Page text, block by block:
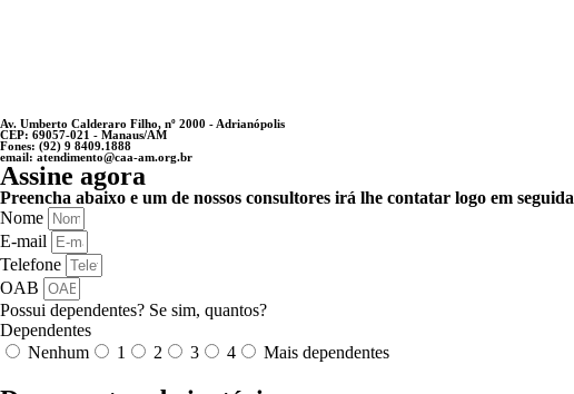
Av. Umberto Calderaro Filho, nº 2000 - Adrianópolis
CEP: 69057-021 - Manaus/AM
Fones: (92) 9 8409.1888
email: atendimento@caa-am.org.br
Assine agora
Preencha abaixo e um de nossos consultores irá lhe contatar logo em seguida
Nome
E-mail
Telefone
OAB
Possui dependentes? Se sim, quantos?
Dependentes
Nenhum
1 2 3 4 Mais dependentes